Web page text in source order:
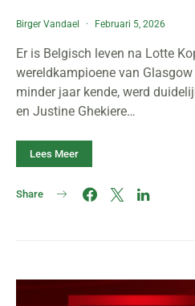
Birger Vandael Februari 5, 2026
Er is Belgisch leven na Lotte
wereldkampioene van
minder jaar kende, werd
en Justine Ghekiere…
Lees Meer
Share